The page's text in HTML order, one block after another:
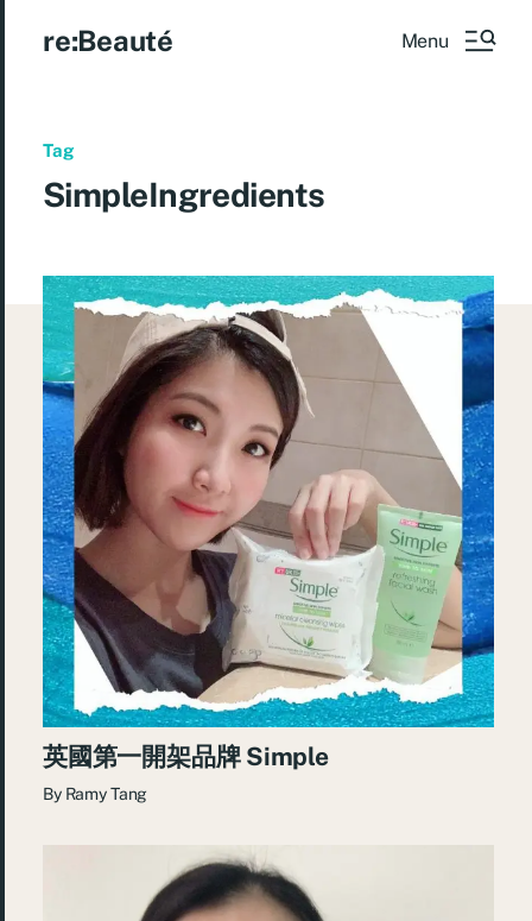
re:Beauté Menu
Tag
SimpleIngredients
英國第一開架品牌 Simple
By Ramy Tang